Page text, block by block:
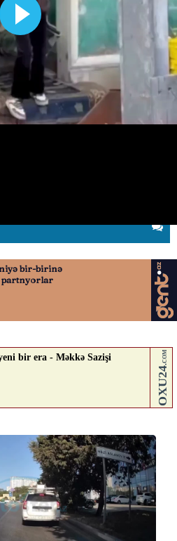
ölən şəxsin
qaldı?